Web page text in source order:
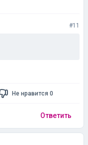
#11
Не нравится 0
Ответить